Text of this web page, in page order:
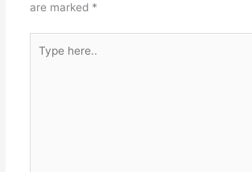
are marked *
here..